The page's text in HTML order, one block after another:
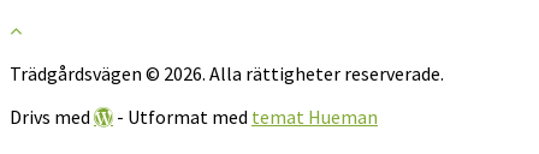
Trädgårdsvägen © 2026. Alla rättigheter reserverade.
Drivs med
- Utformat med temat Hueman